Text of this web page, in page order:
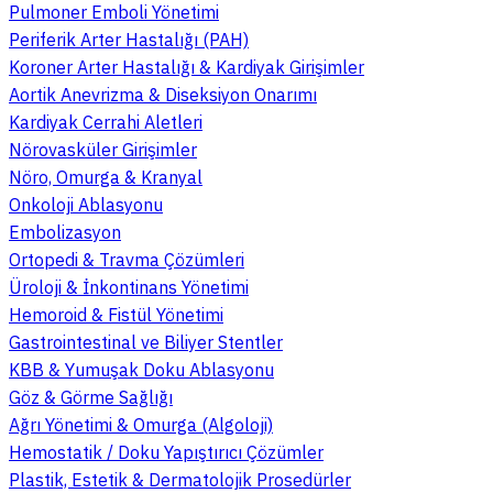
Pulmoner Emboli Yönetimi
Periferik Arter Hastalığı (PAH)
Koroner Arter Hastalığı & Kardiyak Girişimler
Aortik Anevrizma & Diseksiyon Onarımı
Kardiyak Cerrahi Aletleri
Nörovasküler Girişimler
Nöro, Omurga & Kranyal
Onkoloji Ablasyonu
Embolizasyon
Ortopedi & Travma Çözümleri
Üroloji & İnkontinans Yönetimi
Hemoroid & Fistül Yönetimi
Gastrointestinal ve Biliyer Stentler
KBB & Yumuşak Doku Ablasyonu
Göz & Görme Sağlığı
Ağrı Yönetimi & Omurga (Algoloji)
Hemostatik / Doku Yapıştırıcı Çözümler
Plastik, Estetik & Dermatolojik Prosedürler